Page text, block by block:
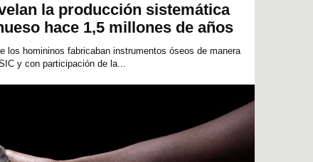
la producción sistemática
hace 1,5 millones de años
los homininos fabricaban instrumentos óseos de manera
y con participación de la...